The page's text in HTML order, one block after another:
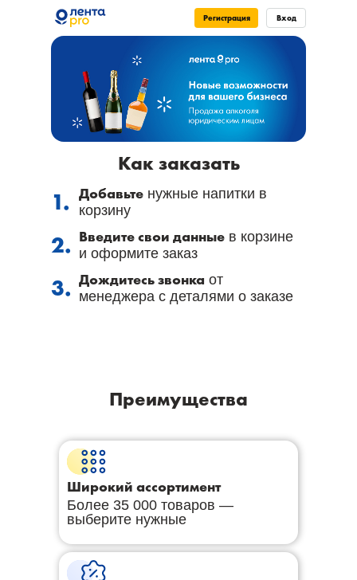
Регистрация Вход
Как заказать
1. Добавьте нужные напитки в
корзину
2. Введите свои данные в корзине
и оформите заказ
3. Дождитесь звонка от
менеджера с деталями о заказе
Преимущества
Широкий ассортимент
Более 35 000 товаров —
выберите нужные